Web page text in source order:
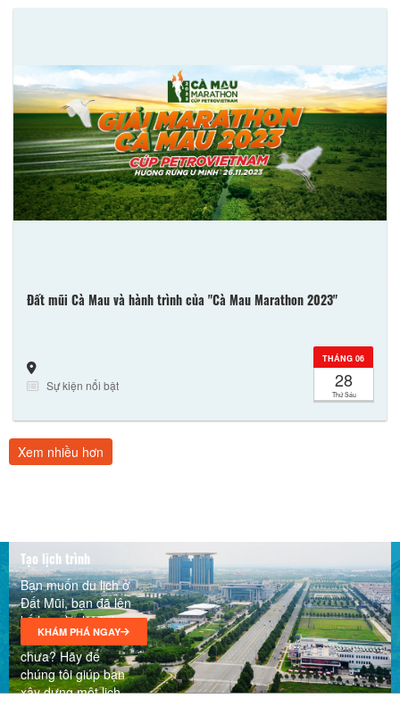
Làng Văn hoá Du lịch Đất Mũi ở Cà Mau: "Đi rồi vẫn nhớ mãi..."
Khám phá đặc sản Cà Mau, tinh hoa vùng Đất mũi
23/08/2024
Đất mũi Cà Mau và hành trình của "Cà Mau Marathon 2023"
Sự kiện nổi bật
THÁNG 06
28
Thứ Sáu
Xem nhiều hơn
Tạo lịch trình
Bạn muốn du lịch ở
Đất Mũi, bạn đã lên
kế hoạch cho lịch
trình của mình
chưa? Hãy để
chúng tôi giúp bạn
xây dựng một lịch
KHÁM PHÁ NGAY